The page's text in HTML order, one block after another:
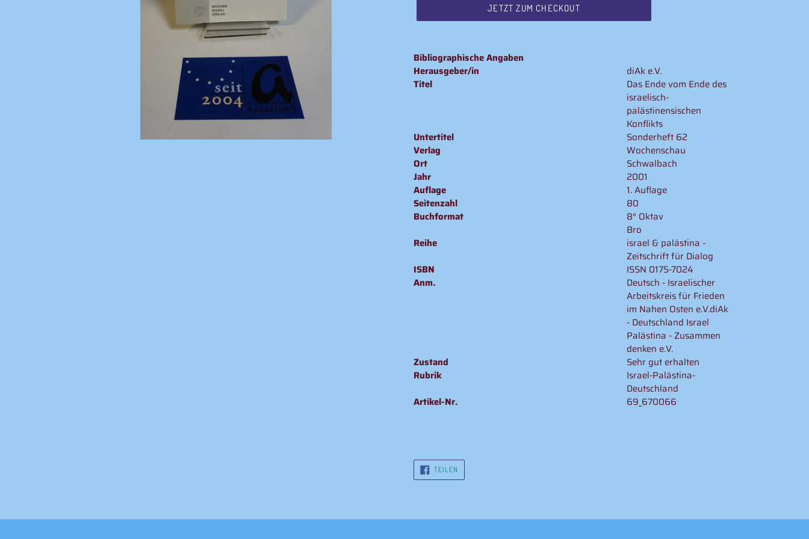
JETZT ZUM CHECKOUT
wird
zum
Warenkorb
hinzugefügt
Bibliographische Angaben
Herausgeber/in
diAk e.V.
Titel
Das Ende vom Ende des
israelisch-
palästinensischen
Konflikts
Untertitel
Sonderheft 62
Verlag
Wochenschau
Ort
Schwalbach
Jahr
2001
Auflage
1. Auflage
Seitenzahl
80
Buchformat
8° Oktav
Bro
Reihe
israel & palästina -
Zeitschrift für Dialog
ISBN
ISSN 0175-7024
Anm.
Deutsch - Israelischer
Arbeitskreis für Frieden
im Nahen Osten e.V.diAk
- Deutschland Israel
Palästina - Zusammen
denken e.V.
Zustand
Sehr gut erhalten
Rubrik
Israel-Palästina-
Deutschland
Artikel-Nr.
69_670066
TEILEN
TEILEN